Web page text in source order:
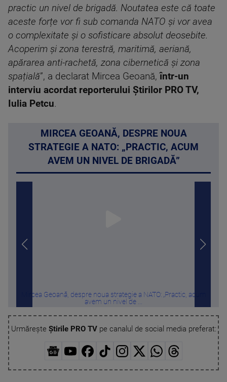
practic un nivel de brigadă. Noutatea este că toate
aceste forțe vor fi sub comanda NATO și vor avea
o complexitate și o sofisticare absolut deosebite.
Acoperim și zona terestră, maritimă, aeriană,
apărarea anti-rachetă, zona cibernetică și zona
spațială”, a declarat Mircea Geoană,într-un
interviu acordat reporterului Știrilor PRO TV,
Iulia Petcu.
MIRCEA GEOANĂ, DESPRE NOUA
STRATEGIE A NATO: „PRACTIC, ACUM
AVEM UN NIVEL DE BRIGADĂ”
Mircea Geoană, despre noua strategie a NATO: „Practic, acum
avem un nivel de ...
Urmărește Știrile PRO TVpe canalul de social media preferat: